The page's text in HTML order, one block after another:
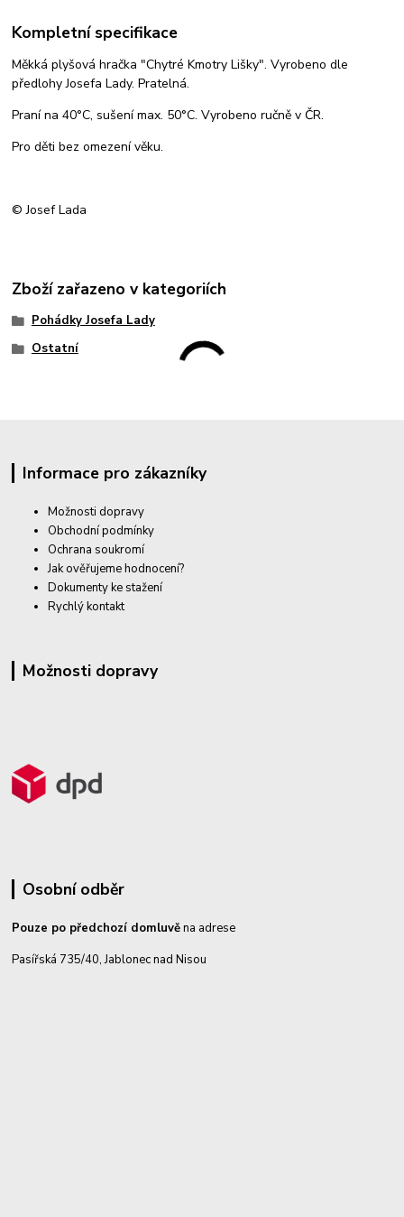
Kompletní specifikace
Měkká plyšová hračka "Chytré Kmotry Lišky". Vyrobeno dle
předlohy Josefa Lady. Pratelná.
Praní na 40°C, sušení max. 50°C. Vyrobeno ručně v ČR.
Pro děti bez omezení věku.
© Josef Lada
Zboží zařazeno v kategoriích
Pohádky Josefa Lady
Ostatní
Informace pro zákazníky
Možnosti dopravy
Obchodní podmínky
Ochrana soukromí
Jak ověřujeme hodnocení?
Dokumenty ke stažení
Rychlý kontakt
Možnosti dopravy
Osobní odběr
Pouze po předchozí domluvěna adrese
Pasířská 735/40, Jablonec nad Nisou